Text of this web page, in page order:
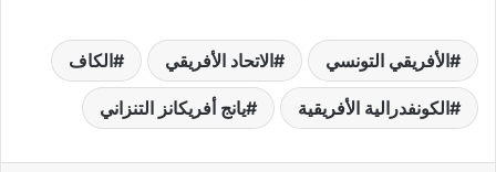
الأفريقي التونسي الاتحاد الأفريقي الكاف
الكونفدرالية الأفريقية يانج أفريكانز التنزاني